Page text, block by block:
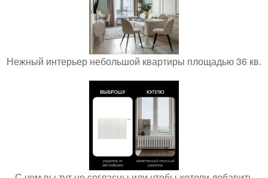
Нежный интерьер небольшой квартиры площадью 36 кв.